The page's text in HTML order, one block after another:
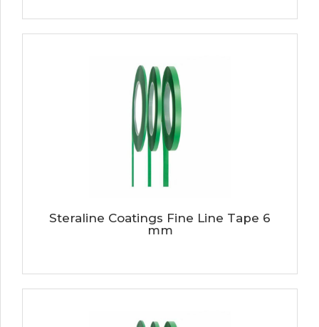
Steraline Coatings Fine Line Tape 6
mm